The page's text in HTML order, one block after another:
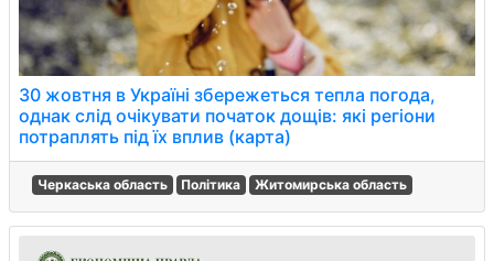
30 жовтня в Україні збережеться тепла погода,
однак слід очікувати початок дощів: які регіони
потраплять під їх вплив (карта)
Черкаська область Політика Житомирська область